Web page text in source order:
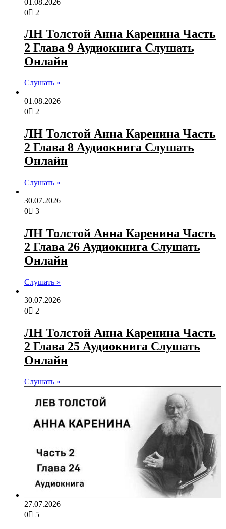
0
2
ЛН Толстой Анна Каренина Часть
2 Глава 9 Аудиокнига Слушать
Онлайн
Слушать »
01.08.2026
0
2
ЛН Толстой Анна Каренина Часть
2 Глава 8 Аудиокнига Слушать
Онлайн
Слушать »
30.07.2026
0
3
ЛН Толстой Анна Каренина Часть
2 Глава 26 Аудиокнига Слушать
Онлайн
Слушать »
30.07.2026
0
2
ЛН Толстой Анна Каренина Часть
2 Глава 25 Аудиокнига Слушать
Онлайн
Слушать »
27.07.2026
0
5